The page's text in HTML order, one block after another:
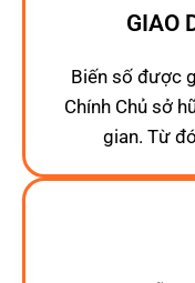
GIAO
Biến số được
Chính Chủ sở
gian. Từ